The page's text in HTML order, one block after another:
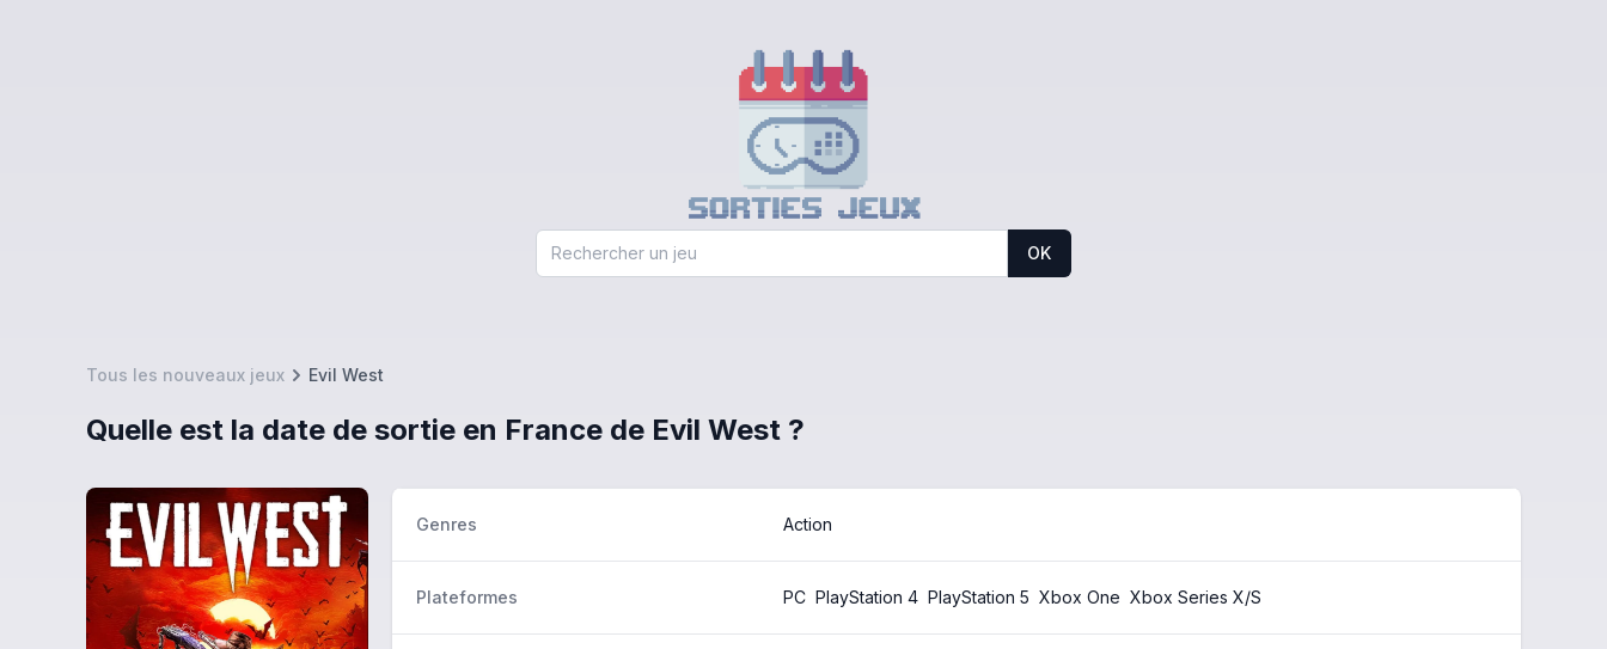
OK
Tous les nouveaux jeux Evil West
Quelle est la date de sortie en France de Evil West ?
Genres Action
Plateformes PC PlayStation 4 PlayStation 5 Xbox One Xbox Series X/S